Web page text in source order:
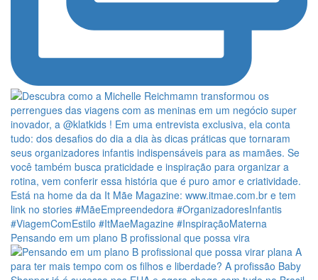
Pensando em um plano B profissional que possa vira